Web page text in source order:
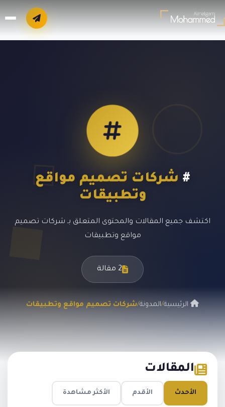
# شركات تصميم مواقع
وتطبيقات
اكتشف جميع المقالات والمحتوى المتعلق بـ شركات تصميم
مواقع وتطبيقات
2 مقالة
الرئيسية/المدونة/شركات تصميم مواقع وتطبيقات
المقالات
الأحدث الأقدم الأكثر مشاهدة